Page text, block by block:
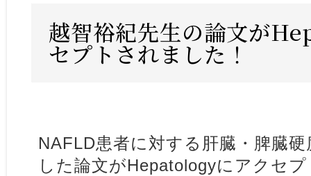
越智裕紀先生の論文が
セプトされました！
NAFLD患者に対する肝臓・脾臓
した論文がHepatologyにアクセ